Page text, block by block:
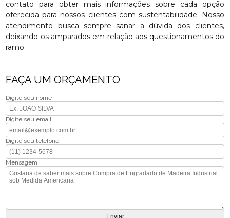
contato para obter mais informações sobre cada opção
oferecida para nossos clientes com sustentabilidade. Nosso
atendimento busca sempre sanar a dúvida dos clientes,
deixando-os amparados em relação aos questionamentos do
ramo.
FAÇA UM ORÇAMENTO
Digite seu nome
Digite seu email
Digite seu telefone
Mensagem